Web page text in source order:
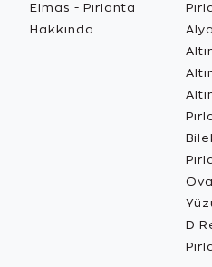
Elmas - Pırlanta
Hakkında
D